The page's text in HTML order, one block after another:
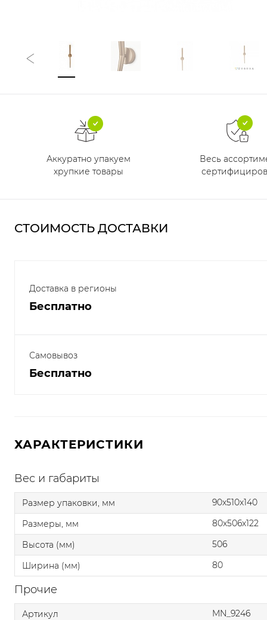
Аккуратно упакуем
хрупкие товары
Весь
СТОИМОСТЬ ДОСТАВКИ
Доставка в регионы
Бесплатно
Самовывоз
Бесплатно
ХАРАКТЕРИСТИКИ
Вес и габариты
Размер упаковки, мм
90x510x140
Размеры, мм
80x506x122
Высота (мм)
506
Ширина (мм)
80
Прочие
Артикул
MN_9246